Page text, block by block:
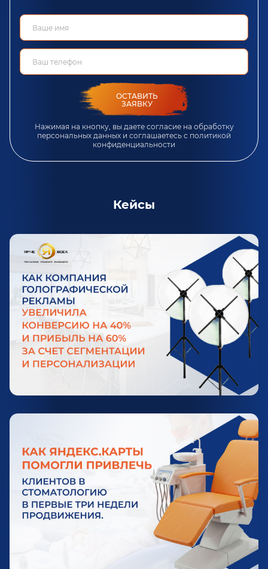
ОСТАВИТЬ
ЗАЯВКУ
Нажимая на кнопку, вы даете согласие на обработку
персональных данных и соглашаетесь c политикой
конфиденциальности
Кейсы